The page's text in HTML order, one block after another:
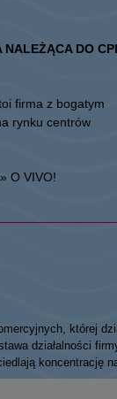
DO CPI
firma z bogatym
rynku centrów
» O VIVO!
której
działalności
koncentrację